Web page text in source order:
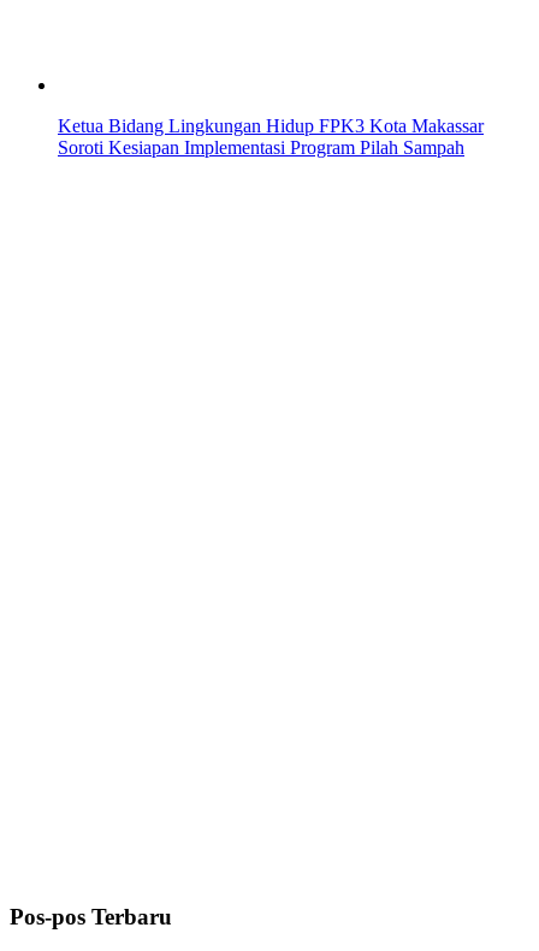
Ketua Bidang Lingkungan Hidup FPK3 Kota Makassar
Soroti Kesiapan Implementasi Program Pilah Sampah
Pos-pos Terbaru